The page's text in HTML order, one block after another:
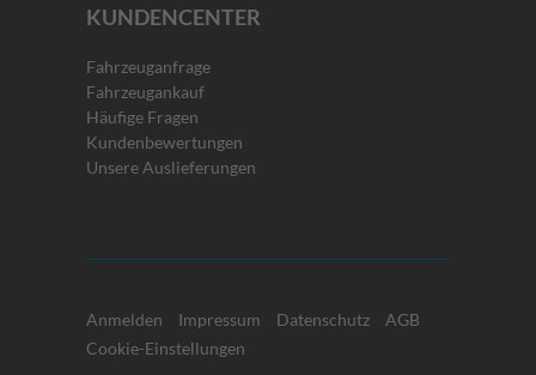
KUNDENCENTER
Fahrzeuganfrage
Fahrzeugankauf
Häufige Fragen
Kundenbewertungen
Unsere Auslieferungen
Anmelden Impressum Datenschutz
AGB
Cookie-Einstellungen